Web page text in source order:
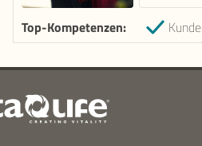
Top-Kompetenzen: